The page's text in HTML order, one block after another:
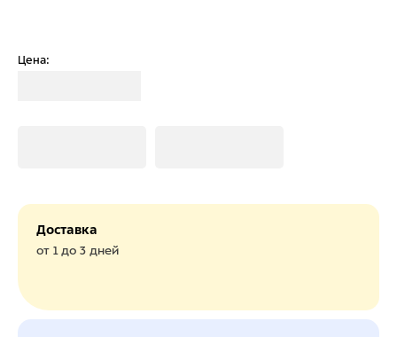
Цена:
Доставка
от 1 до 3 дней